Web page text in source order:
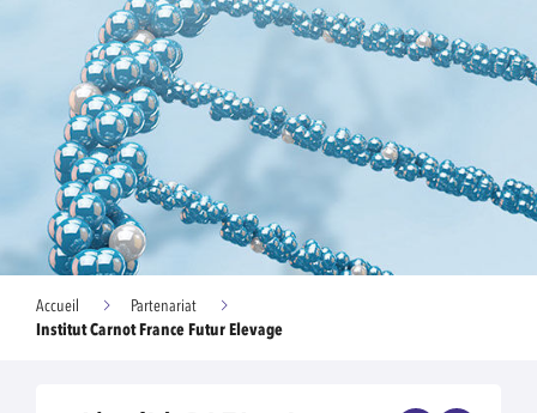
Accueil
Partenariat
Institut Carnot France Futur Elevage